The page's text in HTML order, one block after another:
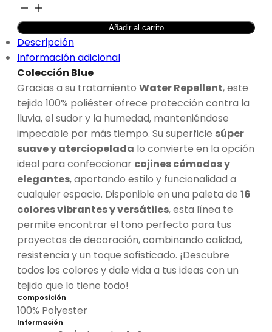
TAPICERÍA
SUAVE
CENIZA
-
BLUE
cantidad
Añadir al carrito
Descripción
Información adicional
Colección Blue
Gracias a su tratamiento Water Repellent, este
tejido 100% poliéster ofrece protección contra la
lluvia, el sudor y la humedad, manteniéndose
impecable por más tiempo. Su superficie súper
suave y aterciopelada lo convierte en la opción
ideal para confeccionar cojines cómodos y
elegantes, aportando estilo y funcionalidad a
cualquier espacio. Disponible en una paleta de 16
colores vibrantes y versátiles, esta línea te
permite encontrar el tono perfecto para tus
proyectos de decoración, combinando calidad,
resistencia y un toque sofisticado. ¡Descubre
todos los colores y dale vida a tus ideas con un
tejido que lo tiene todo!
Composición
100% Polyester
Información